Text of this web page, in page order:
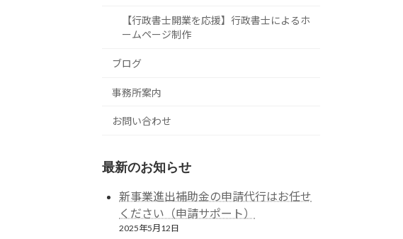
【行政書士開業を応援】行政書士によるホ
ームページ制作
ブログ
事務所案内
お問い合わせ
最新のお知らせ
新事業進出補助金の申請代行はお任せ
ください（申請サポート）
2025年5月12日